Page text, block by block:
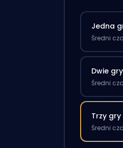
Jedna
Średni
Dwie gry
Średni
Trzy gry
Średni